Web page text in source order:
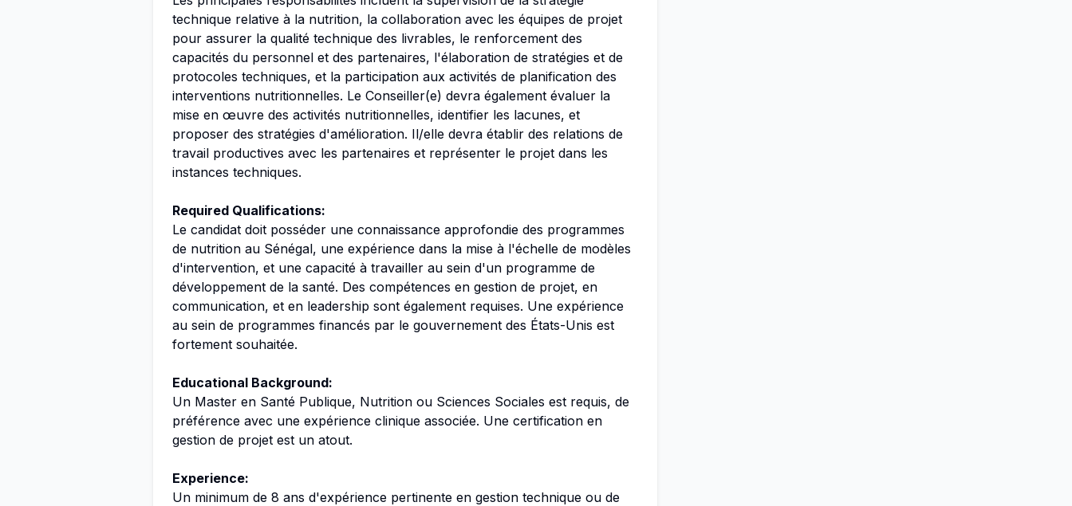
technique relative à la nutrition, la collaboration avec les équipes de projet
pour assurer la qualité technique des livrables, le renforcement des
capacités du personnel et des partenaires, l'élaboration de stratégies et de
protocoles techniques, et la participation aux activités de planification des
interventions nutritionnelles. Le Conseiller(e) devra également évaluer la
mise en œuvre des activités nutritionnelles, identifier les lacunes, et
proposer des stratégies d'amélioration. Il/elle devra établir des relations de
travail productives avec les partenaires et représenter le projet dans les
instances techniques.
Required Qualifications:
Le candidat doit posséder une connaissance approfondie des programmes
de nutrition au Sénégal, une expérience dans la mise à l'échelle de modèles
d'intervention, et une capacité à travailler au sein d'un programme de
développement de la santé. Des compétences en gestion de projet, en
communication, et en leadership sont également requises. Une expérience
au sein de programmes financés par le gouvernement des États-Unis est
fortement souhaitée.
Educational Background:
Un Master en Santé Publique, Nutrition ou Sciences Sociales est requis, de
préférence avec une expérience clinique associée. Une certification en
gestion de projet est un atout.
Experience:
Un minimum de 8 ans d'expérience pertinente en gestion technique ou de